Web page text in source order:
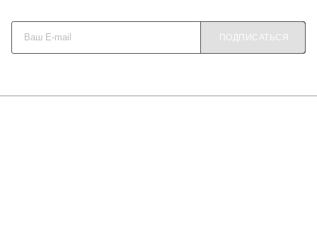
Е14.
Нижний диаметр 30 см
ПОДПИСАТЬСЯ